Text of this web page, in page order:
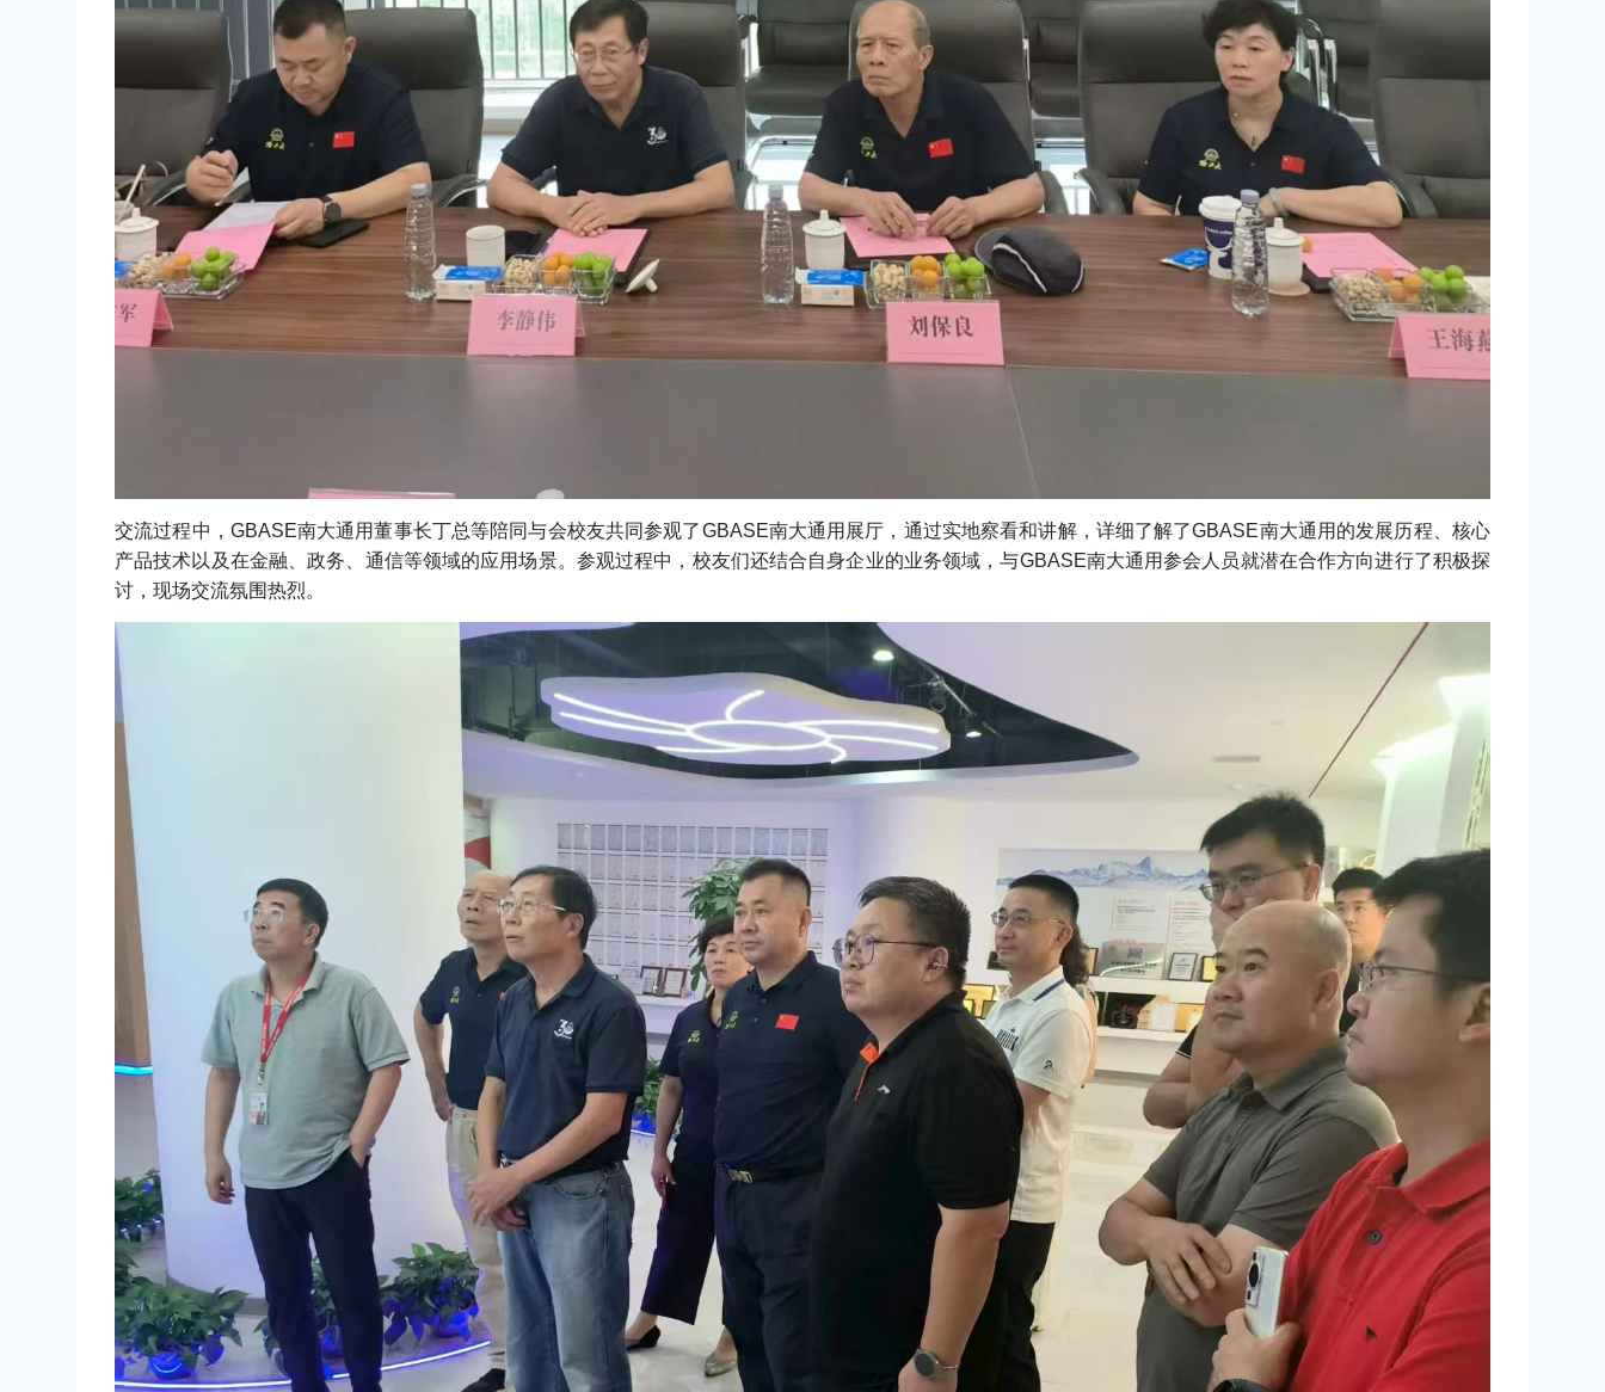
交流过程中，GBASE南大通用董事长丁总等陪同与会校友共同参观了GBASE南大通用展厅，通过实地察看和讲解，详细了解了GBASE南大通用的发展历程、核心
产品技术以及在金融、政务、通信等领域的应用场景。参观过程中，校友们还结合自身企业的业务领域，与GBASE南大通用参会人员就潜在合作方向进行了积极探
讨，现场交流氛围热烈。